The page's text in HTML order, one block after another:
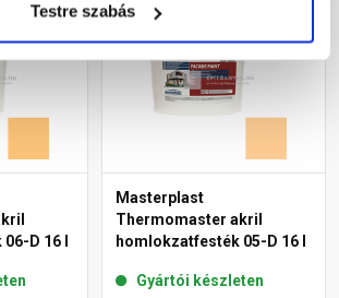
Testre szabás
D 16 l
Masterplast
Thermomaster akril
homlokzatfesték 05-D 16 l
Gyártói készleten